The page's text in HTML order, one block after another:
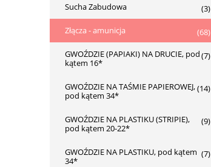
Sucha Zabudowa (3)
Złącza - amunicja (68)
GWOŹDZIE (PAPIAKI) NA DRUCIE, pod
kątem 16*
(7)
GWOŹDZIE NA TAŚMIE PAPIEROWEJ,
pod kątem 34*
(14)
GWOŹDZIE NA PLASTIKU (STRIPIE),
pod kątem 20-22*
(9)
GWOŹDZIE NA PLASTIKU, pod kątem
34*
(7)